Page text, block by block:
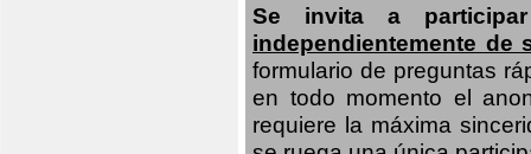
Se invita a
independientemente
formulario de preguntas
en todo momento el
requiere la máxima